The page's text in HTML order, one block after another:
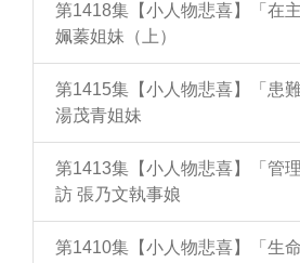
第1418集【小人物悲喜】「在
姵蓁姐妹（上）
第1415集【小人物悲喜】「患
湯茂青姐妹
第1413集【小人物悲喜】「管
訪 張乃文執事娘
第1410集【小人物悲喜】「生